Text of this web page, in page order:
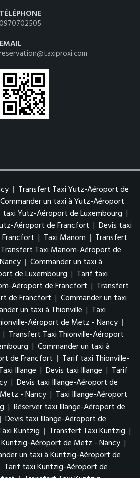
TÉLÉPHONE
EMAIL
| Transfert Taxi Yutz-Aéroport de
Commander un taxi à Yutz-Aéroport
taxi Yutz-Aéroport de Luxembourg |
Aéroport de Francfort | Devis taxi
| Taxi Manom | Transfert
Transfert Taxi Manom-Aéroport de
| Commander un taxi à
de Luxembourg | Tarif taxi
Aéroport de Francfort | Transfert
de Francfort | Commander un taxi
un taxi à Thionville | Taxi
Aéroport de Metz - Nancy |
| Transfert Taxi Thionville-Aéroport
| Commander un taxi à
de Francfort | Tarif taxi Thionville-
Illange | Devis taxi Illange | Tarif
| Devis taxi Illange-Aéroport de
- Nancy | Taxi Illange-Aéroport
| Réserver taxi Illange-Aéroport de
| Devis taxi Illange-Aéroport de
Kuntzig | Transfert Taxi Kuntzig |
Aéroport de Metz - Nancy |
un taxi à Kuntzig-Aéroport de
Tarif taxi Kuntzig-Aéroport de